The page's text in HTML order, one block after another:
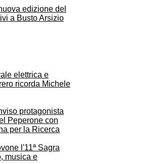
edizione del
a Busto Arsizio
elettrica e
ricorda Michele
protagonista
Peperone con
per la Ricerca
l'11ª Sagra
musica e